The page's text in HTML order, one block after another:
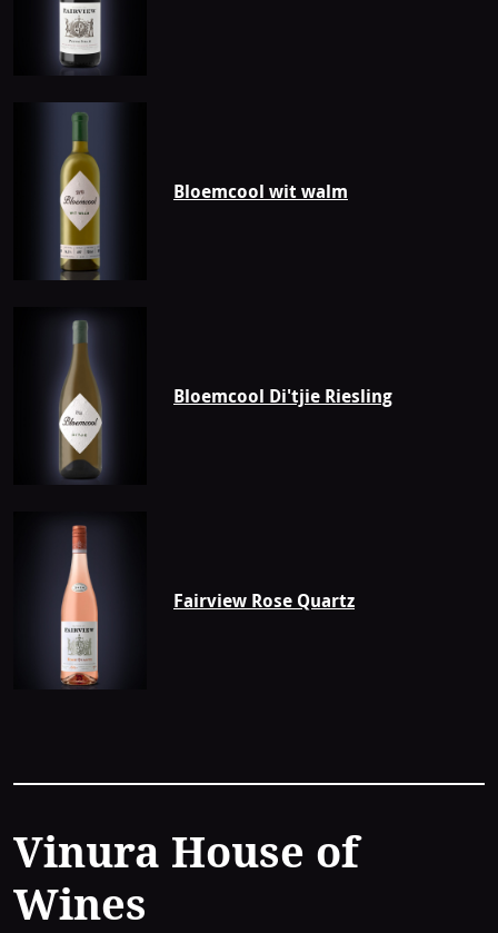
Bloemcool wit walm
Bloemcool Di'tjie Riesling
Fairview Rose Quartz
Contact
Vinura House of
Wines